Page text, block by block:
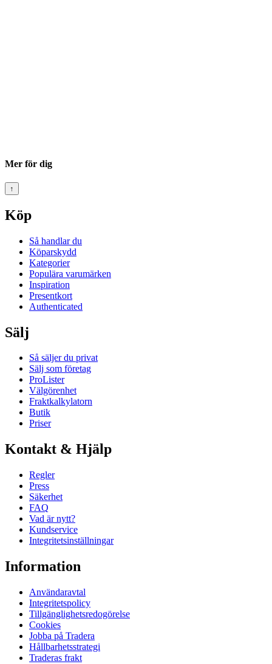
Mer för dig
↑
Köp
Så handlar du
Köparskydd
Kategorier
Populära varumärken
Inspiration
Presentkort
Authenticated
Sälj
Så säljer du privat
Sälj som företag
ProLister
Välgörenhet
Fraktkalkylatorn
Butik
Priser
Kontakt & Hjälp
Regler
Press
Säkerhet
FAQ
Vad är nytt?
Kundservice
Integritetsinställningar
Information
Användaravtal
Integritetspolicy
Tillgänglighetsredogörelse
Cookies
Jobba på Tradera
Hållbarhetsstrategi
Traderas frakt